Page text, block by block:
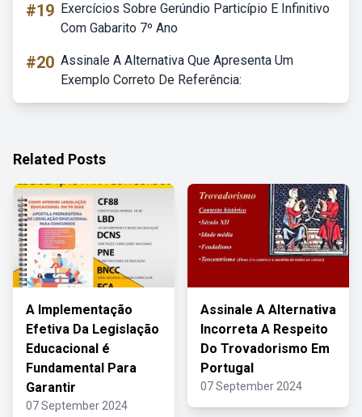
#19 Exercícios Sobre Gerúndio Particípio E Infinitivo
Com Gabarito 7º Ano
#20 Assinale A Alternativa Que Apresenta Um
Exemplo Correto De Referência:
Related Posts
A Implementação
Efetiva Da Legislação
Educacional é
Fundamental Para
Garantir
07 September 2024
Assinale A Alternativa
Incorreta A Respeito
Do Trovadorismo Em
Portugal
07 September 2024